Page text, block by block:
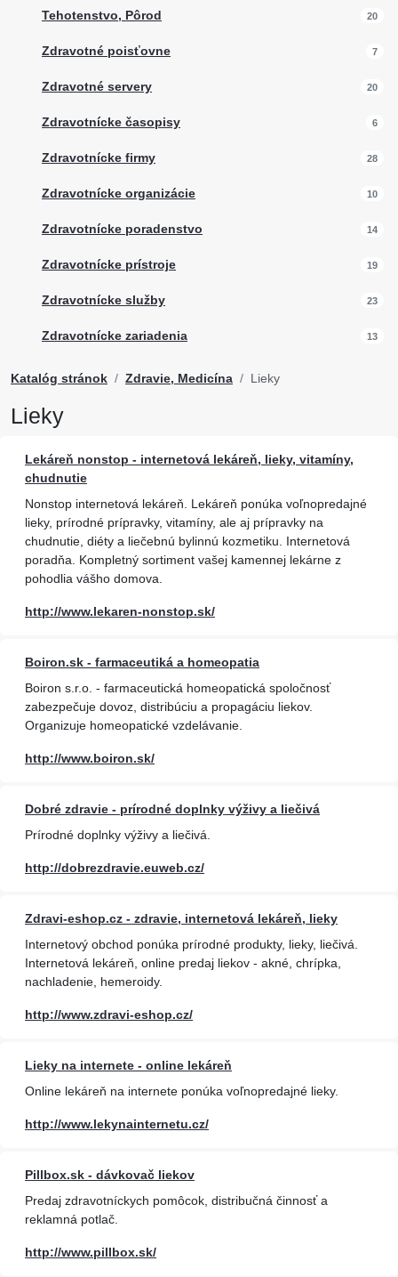
Tehotenstvo, Pôrod 20
Zdravotné poisťovne 7
Zdravotné servery 20
Zdravotnícke časopisy 6
Zdravotnícke firmy 28
Zdravotnícke organizácie 10
Zdravotnícke poradenstvo 14
Zdravotnícke prístroje 19
Zdravotnícke služby 23
Zdravotnícke zariadenia 13
Katalóg stránok Zdravie, Medicína Lieky
Lieky
Lekáreň nonstop - internetová lekáreň, lieky, vitamíny,
chudnutie
Nonstop internetová lekáreň. Lekáreň ponúka voľnopredajné
lieky, prírodné prípravky, vitamíny, ale aj prípravky na
chudnutie, diéty a liečebnú bylinnú kozmetiku. Internetová
poradňa. Kompletný sortiment vašej kamennej lekárne z
pohodlia vášho domova.
http://www.lekaren-nonstop.sk/
Boiron.sk - farmaceutiká a homeopatia
Boiron s.r.o. - farmaceutická homeopatická spoločnosť
zabezpečuje dovoz, distribúciu a propagáciu liekov.
Organizuje homeopatické vzdelávanie.
http://www.boiron.sk/
Dobré zdravie - prírodné doplnky výživy a liečivá
Prírodné doplnky výživy a liečivá.
http://dobrezdravie.euweb.cz/
Zdravi-eshop.cz - zdravie, internetová lekáreň, lieky
Internetový obchod ponúka prírodné produkty, lieky, liečivá.
Internetová lekáreň, online predaj liekov - akné, chrípka,
nachladenie, hemeroidy.
http://www.zdravi-eshop.cz/
Lieky na internete - online lekáreň
Online lekáreň na internete ponúka voľnopredajné lieky.
http://www.lekynainternetu.cz/
Pillbox.sk - dávkovač liekov
Predaj zdravotníckych pomôcok, distribučná činnosť a
reklamná potlač.
http://www.pillbox.sk/